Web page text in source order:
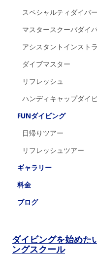
スペシャルティダイバー
マスタースクーバダイ
アシスタントインスト
ダイブマスター
リフレッシュ
ハンディキャップダイ
FUNダイビング
日帰りツアー
リフレッシュツアー
ギャラリー
料金
ブログ
ダイビングを始めた
ングスクール